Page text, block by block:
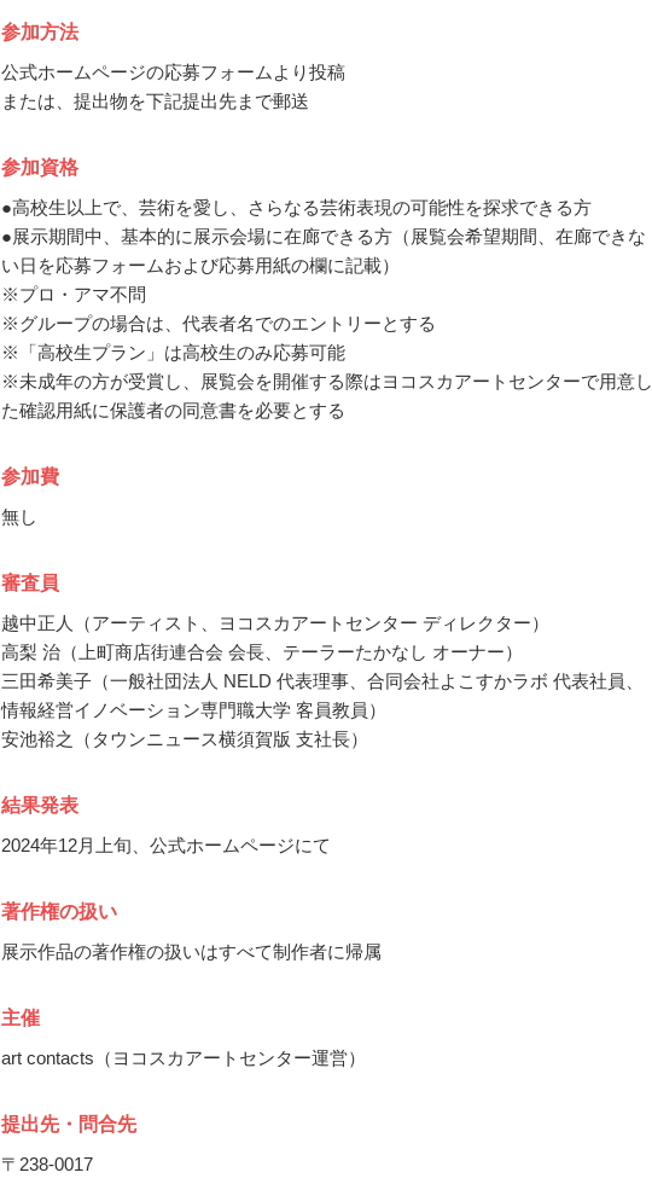
参加方法
公式ホームページの応募フォームより投稿
または、提出物を下記提出先まで郵送
参加資格
●高校生以上で、芸術を愛し、さらなる芸術表現の可能性を探求できる方
●展示期間中、基本的に展示会場に在廊できる方（展覧会希望期間、在廊できな
い日を応募フォームおよび応募用紙の欄に記載）
※プロ・アマ不問
※グループの場合は、代表者名でのエントリーとする
※「高校生プラン」は高校生のみ応募可能
※未成年の方が受賞し、展覧会を開催する際はヨコスカアートセンターで用意し
た確認用紙に保護者の同意書を必要とする
参加費
無し
審査員
越中正人（アーティスト、ヨコスカアートセンター ディレクター）
高梨 治（上町商店街連合会 会長、テーラーたかなし オーナー）
三田希美子（一般社団法人 NELD 代表理事、合同会社よこすかラボ 代表社員、
情報経営イノベーション専門職大学 客員教員）
安池裕之（タウンニュース横須賀版 支社長）
結果発表
2024年12月上旬、公式ホームページにて
著作権の扱い
展示作品の著作権の扱いはすべて制作者に帰属
主催
art contacts（ヨコスカアートセンター運営）
提出先・問合先
〒238-0017